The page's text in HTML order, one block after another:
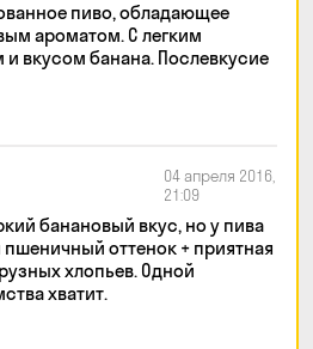
пиво, обладающее
ароматом. С легким
вкусом банана. Послевкусие
04 апреля 2016,
21:09
банановый вкус, но у пива
оттенок + приятная
хлопьев. Одной
хватит.